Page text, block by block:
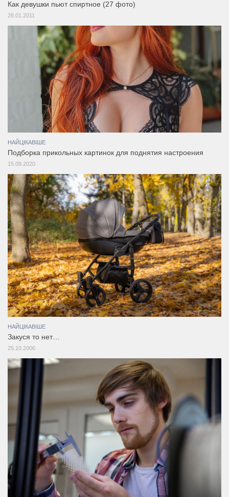
Как девушки пьют спиртное (27 фото)
28.01.2011
НАЙЦІКАВІШЕ
Подборка прикольных картинок для поднятия настроения
15.09.2020
НАЙЦІКАВІШЕ
Закуся то нет…
25.10.2006